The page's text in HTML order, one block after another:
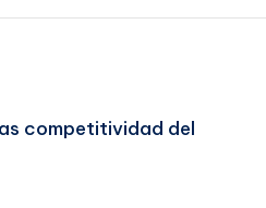
competitividad del